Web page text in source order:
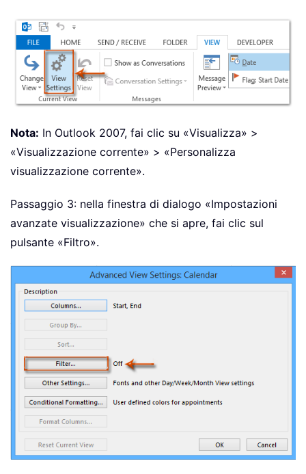
Nota: In Outlook 2007, fai clic su «Visualizza» >
«Visualizzazione corrente» > «Personalizza
visualizzazione corrente».
Passaggio 3: nella finestra di dialogo «Impostazioni
avanzate visualizzazione» che si apre, fai clic sul
pulsante «Filtro».